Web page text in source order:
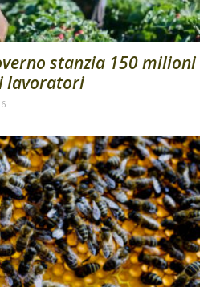
stanzia 150 milioni
lavoratori